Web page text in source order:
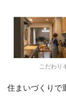
こだわり
住まいづくりで